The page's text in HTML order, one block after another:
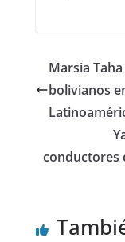
Marsia
bolivianos
conductores